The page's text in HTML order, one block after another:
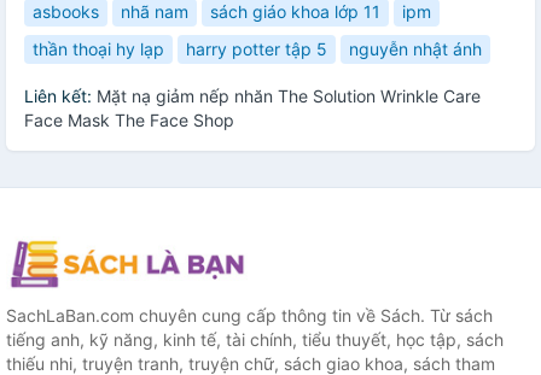
asbooks
nhã nam sách giáo khoa lớp 11
ipm
thần thoại hy lạp
harry potter tập 5 nguyễn nhật ánh
Liên kết: Mặt nạ giảm nếp nhăn The Solution Wrinkle Care
Face Mask The Face Shop
SachLaBan.com chuyên cung cấp thông tin về Sách. Từ sách
tiếng anh, kỹ năng, kinh tế, tài chính, tiểu thuyết, học tập, sách
thiếu nhi, truyện tranh, truyện chữ, sách giao khoa, sách tham